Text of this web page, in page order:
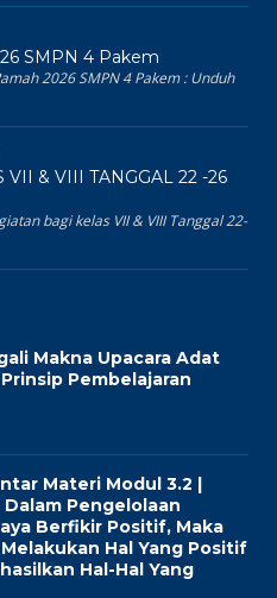
SMPN 4 Pakem
2026 SMPN 4 Pakem : Unduh
VII & VIII TANGGAL 22 -26
bagi kelas VII & VIII Tanggal 22-
Makna Upacara Adat
Pembelajaran
Materi Modul 3.2 |
Pengelolaan
Berfikir Positif, Maka
Hal Yang Positif
Hal-Hal Yang